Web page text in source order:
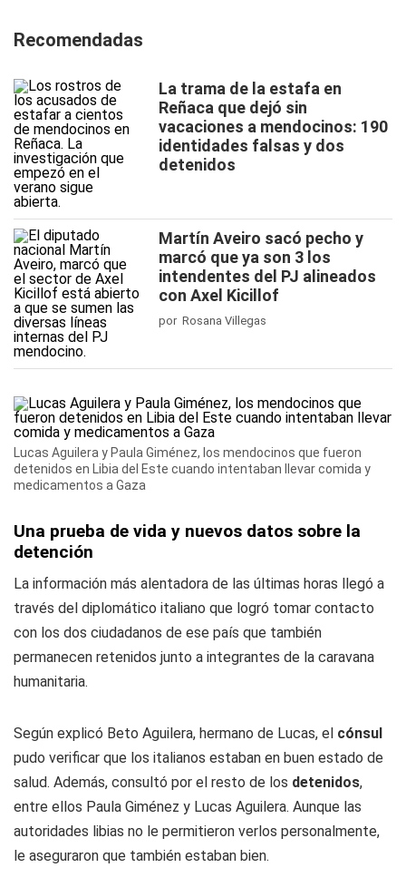
Recomendadas
La trama de la estafa en
Reñaca que dejó sin
vacaciones a mendocinos: 190
identidades falsas y dos
detenidos
Martín Aveiro sacó pecho y
marcó que ya son 3 los
intendentes del PJ alineados
con Axel Kicillof
por Rosana Villegas
Lucas Aguilera y Paula Giménez, los mendocinos que fueron
detenidos en Libia del Este cuando intentaban llevar comida y
medicamentos a Gaza
Una prueba de vida y nuevos datos sobre la
detención
La información más alentadora de las últimas horas llegó a
través del diplomático italiano que logró tomar contacto
con los dos ciudadanos de ese país que también
permanecen retenidos junto a integrantes de la caravana
humanitaria.
Según explicó Beto Aguilera, hermano de Lucas, el cónsul
pudo verificar que los italianos estaban en buen estado de
salud. Además, consultó por el resto de los detenidos,
entre ellos Paula Giménez y Lucas Aguilera. Aunque las
autoridades libias no le permitieron verlos personalmente,
le aseguraron que también estaban bien.